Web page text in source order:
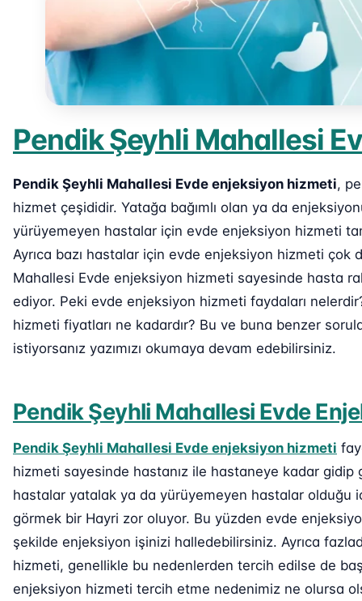
Pendik Şeyhli Mahallesi
Pendik Şeyhli Mahallesi Evde enjeksiyon hizmeti,
hizmet çeşididir. Yatağa bağımlı olan ya da
yürüyemeyen hastalar için evde enjeksiyon hizmeti
Ayrıca bazı hastalar için evde enjeksiyon hizmeti
Mahallesi Evde enjeksiyon hizmeti sayesinde hasta
ediyor. Peki evde enjeksiyon hizmeti faydaları
hizmeti fiyatları ne kadardır? Bu ve buna benzer
istiyorsanız yazımızı okumaya devam edebilirsiniz.
Pendik Şeyhli Mahallesi Evde
Pendik Şeyhli Mahallesi Evde enjeksiyon hizmeti
hizmeti sayesinde hastanız ile hastaneye kadar gidip
hastalar yatalak ya da yürüyemeyen hastalar olduğu
görmek bir Hayri zor oluyor. Bu yüzden evde
şekilde enjeksiyon işinizi halledebilirsiniz. Ayrıca
hizmeti, genellikle bu nedenlerden tercih edilse de
enjeksiyon hizmeti tercih etme nedenimiz ne olursa